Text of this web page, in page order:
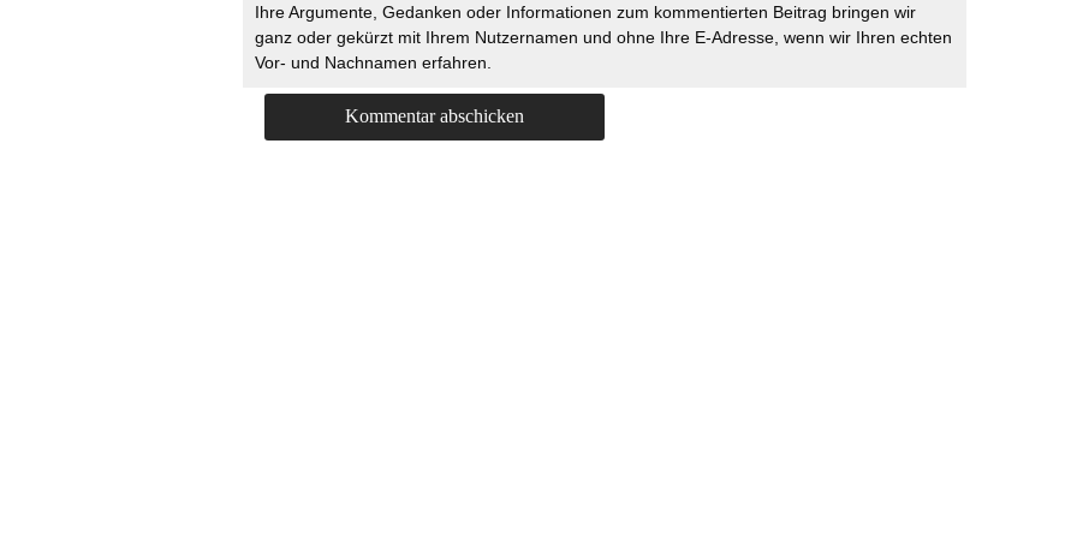
Ihre Argumente, Gedanken oder Informationen zum kommentierten Beitrag bringen wir
ganz oder gekürzt mit Ihrem Nutzernamen und ohne Ihre E-Adresse, wenn wir Ihren echten
Vor- und Nachnamen erfahren.